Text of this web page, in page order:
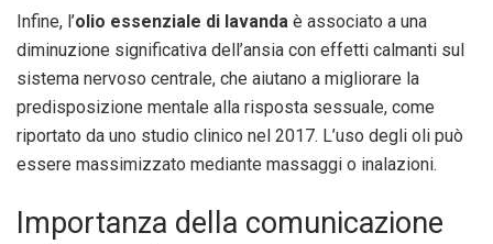
Infine, l’olio essenziale di lavanda è associato a una
diminuzione significativa dell’ansia con effetti calmanti sul
sistema nervoso centrale, che aiutano a migliorare la
predisposizione mentale alla risposta sessuale, come
riportato da uno studio clinico nel 2017. L’uso degli oli può
essere massimizzato mediante massaggi o inalazioni.
Importanza della comunicazione